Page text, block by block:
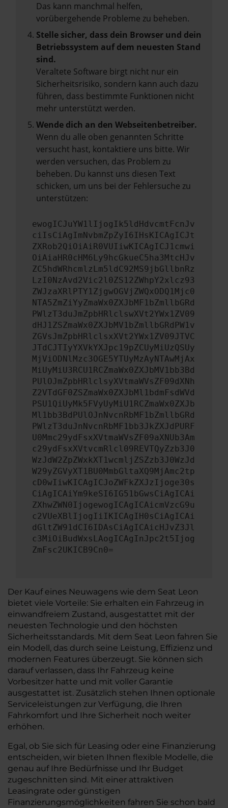
Das kann manchmal helfen,
vorübergehende Probleme zu beheben.
Stelle sicher, dass dein Browser und dein
Betriebssystem auf dem neuesten Stand
sind.
Veraltete Software birgt nicht nur ein
Sicherheitsrisiko, sondern kann auch dazu
führen, dass bestimmte Funktionen nicht
mehr unterstützt werden.
Wende dich an den Webseitenbetreiber.
Wenn du alle oben genannten Schritte
versucht hast, kontaktiere uns bitte. Wir
werden versuchen, das Problem zu
beheben. Du kannst uns diesen Text
schicken, um uns bei der Fehlersuche zu
unterstützen:
ewogICJuYW1lIjogIk5ldHdvcmtFcnJv
ciIsCiAgImNvbmZpZyI6IHsKICAgICJt
ZXRob2QiOiAiR0VUIiwKICAgICJ1cmwi
OiAiaHR0cHM6Ly9hcGkueC5ha3MtcHJv
ZC5hdWRhcmlzLm5ldC92MS9jbGllbnRz
LzI0NzAvd2Vic2l0ZS12ZWhpY2xlcz93
ZWJzaXRlPTY1ZjgwOGVjZWQxODQ1Mjc0
NTA5ZmZiYyZmaWx0ZXJbMF1bZmllbGRd
PWlzT3duJmZpbHRlclswXVt2YWx1ZV09
dHJ1ZSZmaWx0ZXJbMV1bZmllbGRdPW1v
ZGVsJmZpbHRlclsxXVt2YWx1ZV09JTVC
JTdCJTIyYXVkYXJpc19pZCUyMiUzQSUy
MjViODNlMzc3OGE5YTUyMzAyNTAwMjAx
MiUyMiU3RCU1RCZmaWx0ZXJbMV1bb3Bd
PUlOJmZpbHRlclsyXVtmaWVsZF09dXNh
Z2VTdGF0ZSZmaWx0ZXJbMl1bdmFsdWVd
PSU1QiUyMk5FVyUyMiU1RCZmaWx0ZXJb
Ml1bb3BdPUlOJnNvcnRbMF1bZmllbGRd
PWlzT3duJnNvcnRbMF1bb3JkZXJdPURF
U0Mmc29ydFsxXVtmaWVsZF09aXNUb3Am
c29ydFsxXVtvcmRlcl09REVTQyZzb3J0
WzJdW2ZpZWxkXT1wcmljZSZzb3J0WzJd
W29yZGVyXT1BU0MmbGltaXQ9MjAmc2tp
cD0wIiwKICAgICJoZWFkZXJzIjoge30s
CiAgICAiYm9keSI6IG51bGwsCiAgICAi
ZXhwZWN0IjogewogICAgICAicmVzcG9u
c2VUeXBlIjogIiIKICAgIH0sCiAgICAi
dGltZW91dCI6IDAsCiAgICAicHJvZ3Jl
c3MiOiBudWxsLAogICAgInJpc2t5Ijog
ZmFsc2UKICB9Cn0=
Der Kauf eines Neuwagens wie dem Seat Leon
bietet viele Vorteile: Sie erhalten ein Fahrzeug in
einwandfreiem Zustand, ausgestattet mit der
neuesten Technologie und den höchsten
Sicherheitsstandards. Mit dem Seat Leon fahren Sie
ein Modell, das durch seine Leistung, Effizienz und
modernen Features überzeugt. Sie können sich
darauf verlassen, dass Ihr Fahrzeug keine
Vorbesitzer hatte und mit voller Garantie
ausgestattet ist. Zusätzlich stehen Ihnen optionale
Serviceleistungen zur Verfügung, die Ihren
Fahrkomfort und Ihre Sicherheit noch weiter
erhöhen.
Egal, ob Sie sich für Leasing oder eine Finanzierung
entscheiden, wir bieten Ihnen flexible Modelle, die
genau auf Ihre Bedürfnisse und Ihr Budget
zugeschnitten sind. Mit einer attraktiven
Leasingrate oder günstigen
Finanzierungsmöglichkeiten fahren Sie schon bald